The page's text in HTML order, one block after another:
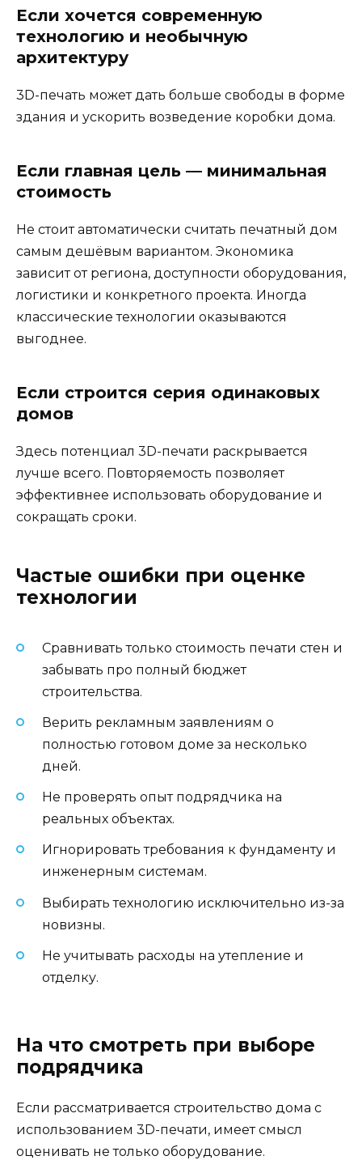
Если хочется современную
технологию и необычную
архитектуру
3D-печать может дать больше свободы в форме
здания и ускорить возведение коробки дома.
Если главная цель — минимальная
стоимость
Не стоит автоматически считать печатный дом
самым дешёвым вариантом. Экономика
зависит от региона, доступности оборудования,
логистики и конкретного проекта. Иногда
классические технологии оказываются
выгоднее.
Если строится серия одинаковых
домов
Здесь потенциал 3D-печати раскрывается
лучше всего. Повторяемость позволяет
эффективнее использовать оборудование и
сокращать сроки.
Частые ошибки при оценке
технологии
Сравнивать только стоимость печати стен и
забывать про полный бюджет
строительства.
Верить рекламным заявлениям о
полностью готовом доме за несколько
дней.
Не проверять опыт подрядчика на
реальных объектах.
Игнорировать требования к фундаменту и
инженерным системам.
Выбирать технологию исключительно из-за
новизны.
Не учитывать расходы на утепление и
отделку.
На что смотреть при выборе
подрядчика
Если рассматривается строительство дома с
использованием 3D-печати, имеет смысл
оценивать не только оборудование.